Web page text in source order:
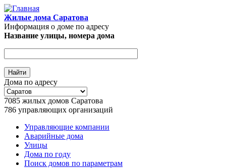
Перейти к основному содержанию
Жилые дома Саратова
Информация о доме по адресу
Название улицы, номера дома
Дома по адресу
7085 жилых домов Саратова
786 управляющих организаций
Главное меню
Управляющие компании
Аварийные дома
Улицы
Дома по году
Поиск домов по параметрам